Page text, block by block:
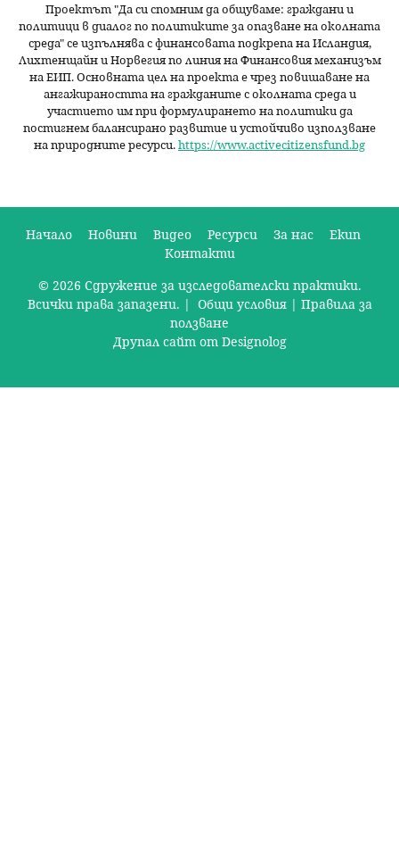
Проектът "Да си спомним даобщуваме: граждани и
политици в диалог по политиките за опазване на околната
среда" се изпълнява с финансовата подкрепа на Исландия,
Лихтенщайн и Норвегия по линия на Финансовия механизъм
на ЕИП. Основната цел на проекта е чрез повишаване на
ангажираността на гражданите с околната среда и
участието им при формулирането на политики да
постигнем балансирано развитие и устойчиво използване
на природните ресурси.https://www.activecitizensfund.bg
с
в
Начало Новини Видео Ресурси За нас
Екип
Контакти
© 2026 Сдружение за изследователски практики.
Всички права запазени. | Общи условия| Правила за
ползване
Друпал сайт от Designolog